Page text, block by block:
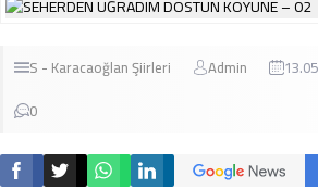
S - Karacaoğlan Şiirleri Admin
0